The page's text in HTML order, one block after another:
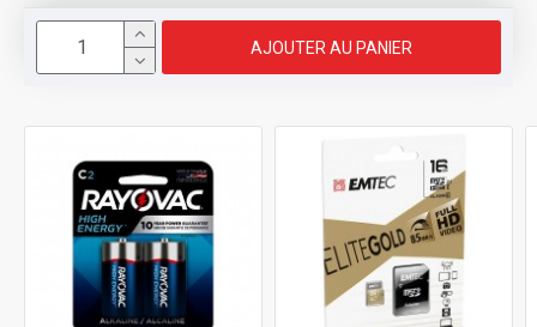
AJOUTER AU PANIER